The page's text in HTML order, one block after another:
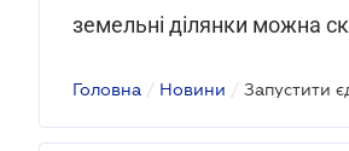
земельні ділянки можна
Головна / Новини / Запустити